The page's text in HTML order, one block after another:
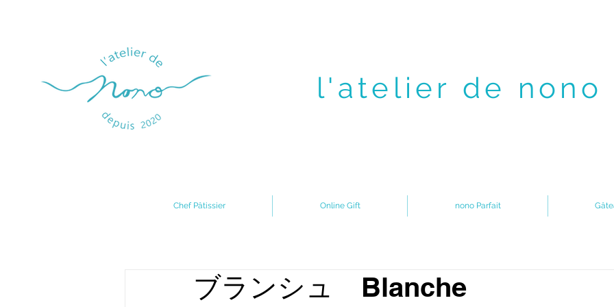
l'atelier de nono
Chef Pâtissier Online Gift nono Parfait
ブランシュ Blanche